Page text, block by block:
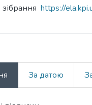
https://
За датою